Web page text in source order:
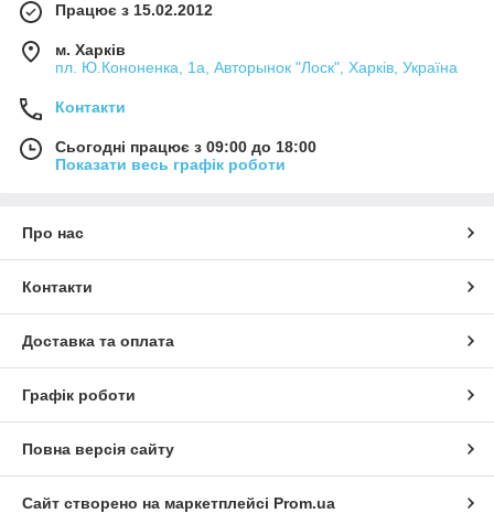
Працює з 15.02.2012
м. Харків
пл. Ю.Кононенка, 1а, Авторынок "Лоск", Харків, Україна
Контакти
Сьогодні працює з 09:00 до 18:00
Показати весь графік роботи
Про нас
Контакти
Доставка та оплата
Графік роботи
Повна версія сайту
Сайт створено на маркетплейсі Prom.ua